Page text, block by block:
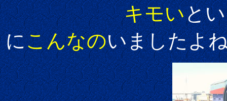
キモいと
にこんなのいましたよ